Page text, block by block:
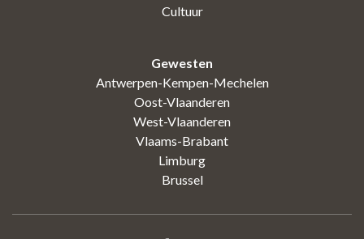
Cultuur
Gewesten
Antwerpen-Kempen-Mechelen
Oost-Vlaanderen
West-Vlaanderen
Vlaams-Brabant
Limburg
Brussel